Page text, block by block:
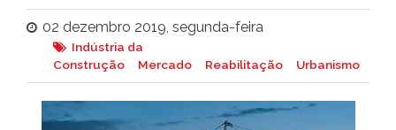
02 dezembro 2019, segunda-feira
Indústria da
Construção
Mercado Reabilitação Urbanismo